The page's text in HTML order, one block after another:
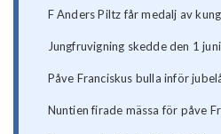
F Anders Piltz får medalj av
Jungfruvigning skedde den 1
Påve Franciskus bulla inför
Nuntien firade mässa för påve